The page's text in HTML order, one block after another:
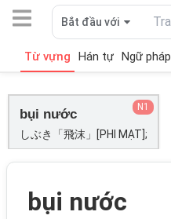
Bắt đầu với
Từ vựng Hán tự Ngữ pháp
bụi nước
しぶき「飛沫」[PHI MẠT];
N1
bụi nước